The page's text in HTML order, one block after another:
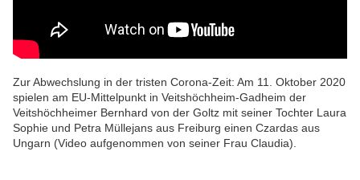
Zur Abwechslung in der tristen Corona-Zeit: Am 11. Oktober 2020
spielen am EU-Mittelpunkt in Veitshöchheim-Gadheim der
Veitshöchheimer Bernhard von der Goltz mit seiner Tochter Laura
Sophie und Petra Müllejans aus Freiburg einen Czardas aus
Ungarn (Video aufgenommen von seiner Frau Claudia).